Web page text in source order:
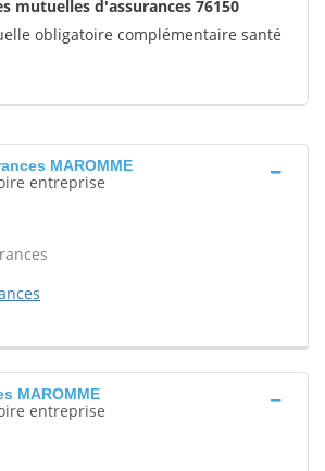
mutuelles d'assurances 76150
obligatoire complémentaire santé
MAROMME
entreprise
MAROMME
entreprise